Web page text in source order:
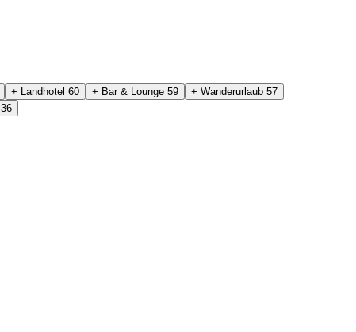
+ Landhotel 60 + Bar & Lounge 59 + Wanderurlaub 57
36